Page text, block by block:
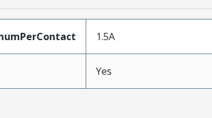
1.5A
Yes